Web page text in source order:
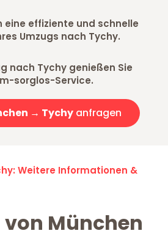
eine effiziente und schnelle
Umzugs nach Tychy.
nach Tychy genießen Sie
sorglos-Service.
→ Tychy anfragen
Weitere Informationen &
von München